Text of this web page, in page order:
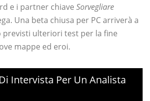
e i partner chiave Sorvegliare
Una beta chiusa per PC arriverà a
previsti ulteriori test per la fine
mappe ed eroi.
Intervista Per Un Analista